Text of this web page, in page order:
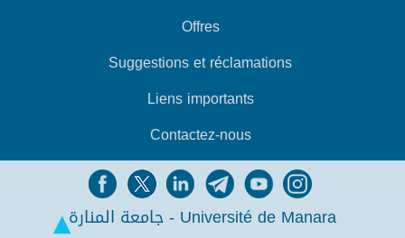
Offres
Suggestions et réclamations
Liens importants
Contactez-nous
جامعة المنارة - Université de Manara